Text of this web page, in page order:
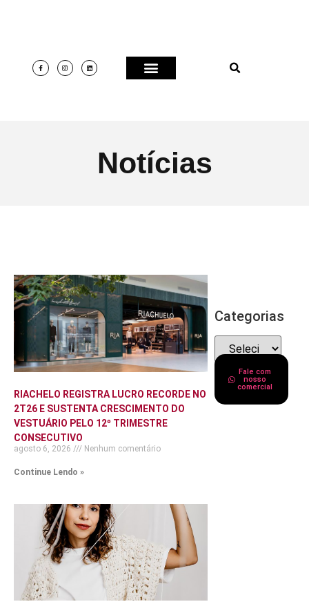
Notícias
RIACHELO REGISTRA LUCRO RECORDE NO
2T26 E SUSTENTA CRESCIMENTO DO
VESTUÁRIO PELO 12º TRIMESTRE
CONSECUTIVO
agosto 6, 2026 Nenhum comentário
Continue Lendo »
Categorias
Fale com
nosso
comercial